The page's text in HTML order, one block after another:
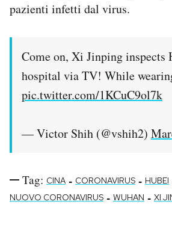
pazienti infetti dal virus.
Come on, Xi Jinping inspects
hospital via TV! While
pic.twitter.com/1KCuC9ol7k
— Victor Shih (@vshih2)
Tag: CINA - CORONAVIRUS - HUBEI
NUOVO CORONAVIRUS - WUHAN - XI